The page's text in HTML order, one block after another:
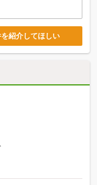
紹介してほしい